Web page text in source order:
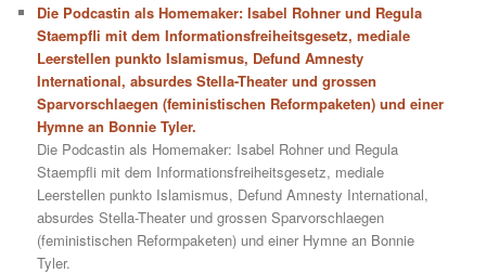
Die Podcastin als Homemaker: Isabel Rohner und Regula
Staempfli mit dem Informationsfreiheitsgesetz, mediale
Leerstellen punkto Islamismus, Defund Amnesty
International, absurdes Stella-Theater und grossen
Sparvorschlaegen (feministischen Reformpaketen) und einer
Hymne an Bonnie Tyler.
Die Podcastin als Homemaker: Isabel Rohner und Regula
Staempfli mit dem Informationsfreiheitsgesetz, mediale
Leerstellen punkto Islamismus, Defund Amnesty International,
absurdes Stella-Theater und grossen Sparvorschlaegen
(feministischen Reformpaketen) und einer Hymne an Bonnie
Tyler.